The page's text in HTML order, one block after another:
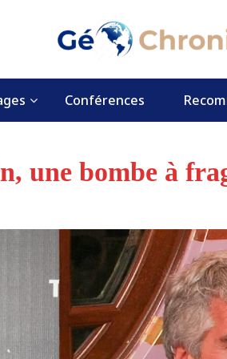
Conférences
bombe à